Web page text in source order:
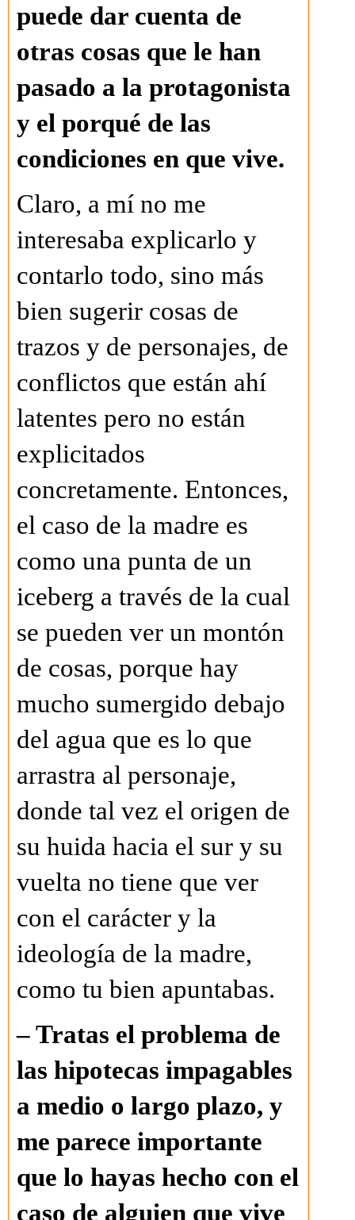
puede dar cuenta de
otras cosas que le han
pasado a la protagonista
y el porqué de las
condiciones en que vive.
Claro, a mí no me
interesaba explicarlo y
contarlo todo, sino más
bien sugerir cosas de
trazos y de personajes, de
conflictos que están ahí
latentes pero no están
explicitados
concretamente. Entonces,
el caso de la madre es
como una punta de un
iceberg a través de la cual
se pueden ver un montón
de cosas, porque hay
mucho sumergido debajo
del agua que es lo que
arrastra al personaje,
donde tal vez el origen de
su huida hacia el sur y su
vuelta no tiene que ver
con el carácter y la
ideología de la madre,
como tu bien apuntabas.
– Tratas el problema de
las hipotecas impagables
a medio o largo plazo, y
me parece importante
que lo hayas hecho con el
caso de alguien que vive